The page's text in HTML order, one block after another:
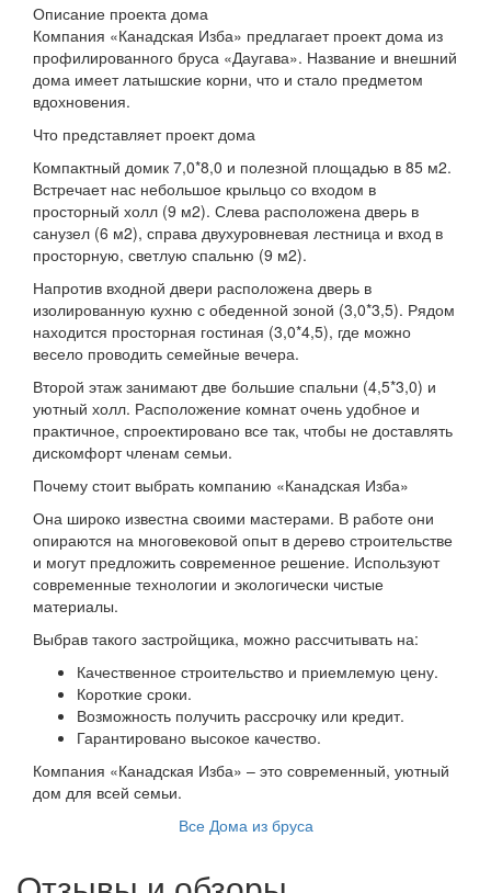
Описание проекта дома
Компания «Канадская Изба» предлагает проект дома из
профилированного бруса «Даугава». Название и внешний
дома имеет латышские корни, что и стало предметом
вдохновения.
Что представляет проект дома
Компактный домик 7,0*8,0 и полезной площадью в 85 м2.
Встречает нас небольшое крыльцо со входом в
просторный холл (9 м2). Слева расположена дверь в
санузел (6 м2), справа двухуровневая лестница и вход в
просторную, светлую спальню (9 м2).
Напротив входной двери расположена дверь в
изолированную кухню с обеденной зоной (3,0*3,5). Рядом
находится просторная гостиная (3,0*4,5), где можно
весело проводить семейные вечера.
Второй этаж занимают две большие спальни (4,5*3,0) и
уютный холл. Расположение комнат очень удобное и
практичное, спроектировано все так, чтобы не доставлять
дискомфорт членам семьи.
Почему стоит выбрать компанию «Канадская Изба»
Она широко известна своими мастерами. В работе они
опираются на многовековой опыт в дерево строительстве
и могут предложить современное решение. Используют
современные технологии и экологически чистые
материалы.
Выбрав такого застройщика, можно рассчитывать на:
Качественное строительство и приемлемую цену.
Короткие сроки.
Возможность получить рассрочку или кредит.
Гарантировано высокое качество.
Компания «Канадская Изба» – это современный, уютный
дом для всей семьи.
Все Дома из бруса